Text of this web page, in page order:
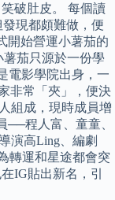
破肚皮。 每個讀
發現都頗難做，便
開始營運小薯茄的
薯茄只源於一份學
電影學院出身，一
非常「夾」，便決
組成，現時成員增
──程人富、童童、
演高Ling、編劇
轉運和星途都會突
IG貼出新名，引